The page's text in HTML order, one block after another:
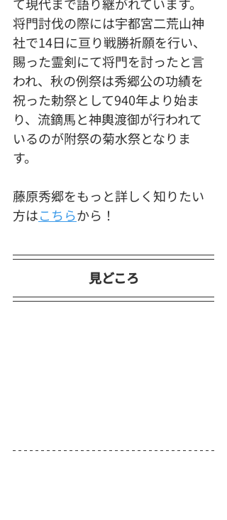
て現代まで語り継がれています。
将門討伐の際には宇都宮二荒山神
社で14日に亘り戦勝祈願を行い、
賜った霊剣にて将門を討ったと言
われ、秋の例祭は秀郷公の功績を
祝った勅祭として940年より始ま
り、流鏑馬と神輿渡御が行われて
いるのが附祭の菊水祭となりま
す。
藤原秀郷をもっと詳しく知りたい
方はこちらから！
見どころ